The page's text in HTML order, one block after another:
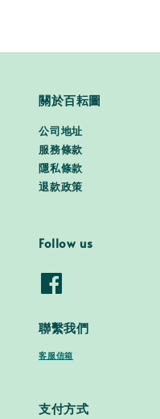
關於百耘圖
公司地址
服務條款
隱私條款
退款政策
Follow us
聯繫我們
客服信箱
支付方式